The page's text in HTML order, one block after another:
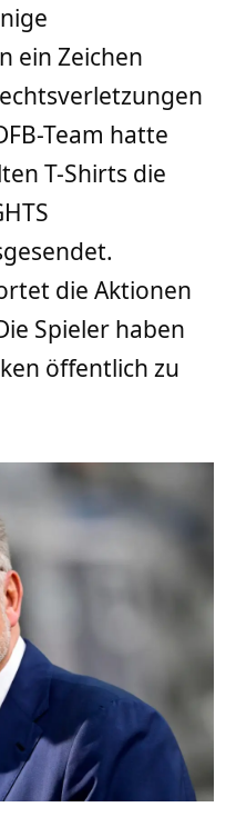
ein Zeichen
Team hatte
T-Shirts die
die Aktionen
Spieler haben
öffentlich zu